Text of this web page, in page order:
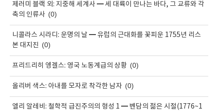
제러미 블랙 외: 지중해 세계사 ━ 세 대륙이 만나는 바다, 그 교류와 각
축의 인류사 (0)
니콜라스 시라디: 운명의 날 ━ 유럽의 근대화를 꽃피운 1755년 리스
본 대지진 (0)
프리드리히 엥겔스: 영국 노동계급의 상황 (0)
올리버 색스: 아내를 모자로 착각한 남자 (0)
엘리 알레비: 철학적 급진주의의 형성 1 ━ 벤담의 젊은 시절(1776~1